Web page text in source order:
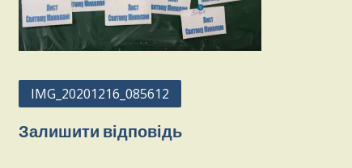
Навігація
IMG_20201216_085612
Залишити відповідь